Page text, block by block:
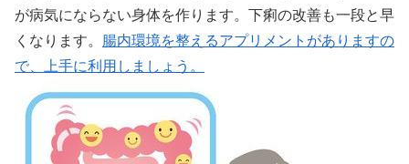
が病気にならない身体を作ります。下痢の改善も一段と早
くなります。 腸内環境を整えるアプリメントがありますの
で、上手に利用しましょう。